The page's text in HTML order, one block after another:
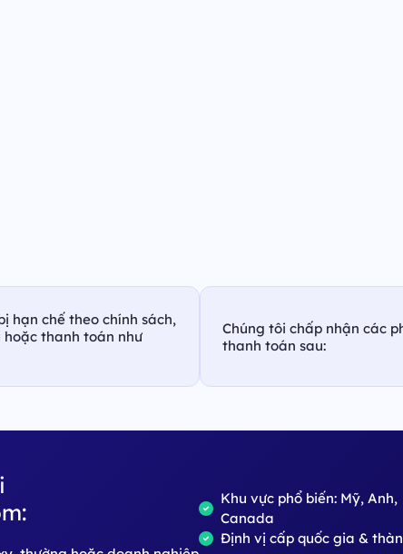
hạn chế theo chính sách,
thanh toán như
Chúng tôi chấp nhận các
thanh toán sau:
Khu vực phổ biến: Mỹ, Anh,
Canada
Định vị cấp quốc gia &